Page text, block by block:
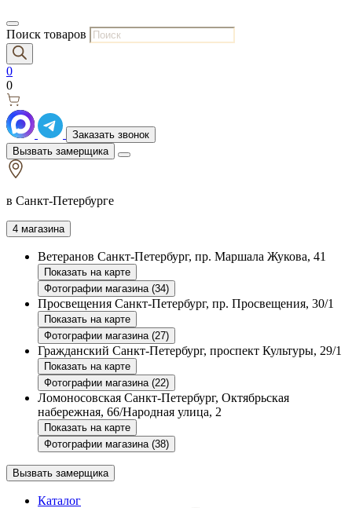
Поиск товаров
0
0
Заказать звонок
Вызвать замерщика
в Санкт-Петербурге
4 магазина
Ветеранов Санкт-Петербург, пр. Маршала Жукова, 41
Показать на карте
Фотографии магазина (34)
Просвещения Санкт-Петербург, пр. Просвещения, 30/1
Показать на карте
Фотографии магазина (27)
Гражданский Санкт-Петербург, проспект Культуры, 29/1
Показать на карте
Фотографии магазина (22)
Ломоносовская Санкт-Петербург, Октябрьская
набережная, 66/Народная улица, 2
Показать на карте
Фотографии магазина (38)
Вызвать замерщика
Каталог